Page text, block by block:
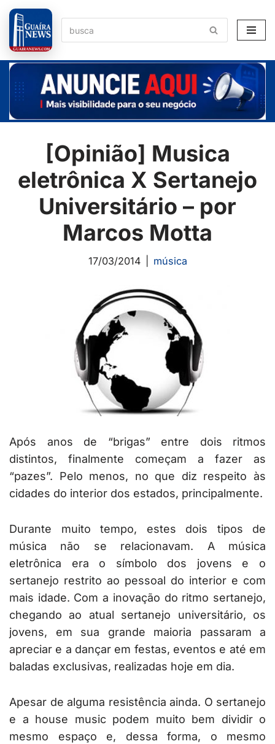
Pular
para
o
conteúdo
[Opinião] Musica
eletrônica X Sertanejo
Universitário – por
Marcos Motta
17/03/2014 música
Após anos de “brigas” entre dois ritmos
distintos, finalmente começam a fazer as
“pazes”. Pelo menos, no que diz respeito às
cidades do interior dos estados, principalmente.
Durante muito tempo, estes dois tipos de
música não se relacionavam. A música
eletrônica era o símbolo dos jovens e o
sertanejo restrito ao pessoal do interior e com
mais idade. Com a inovação do ritmo sertanejo,
chegando ao atual sertanejo universitário, os
jovens, em sua grande maioria passaram a
apreciar e a dançar em festas, eventos e até em
baladas exclusivas, realizadas hoje em dia.
Apesar de alguma resistência ainda. O sertanejo
e a house music podem muito bem dividir o
mesmo espaço e, dessa forma, o mesmo